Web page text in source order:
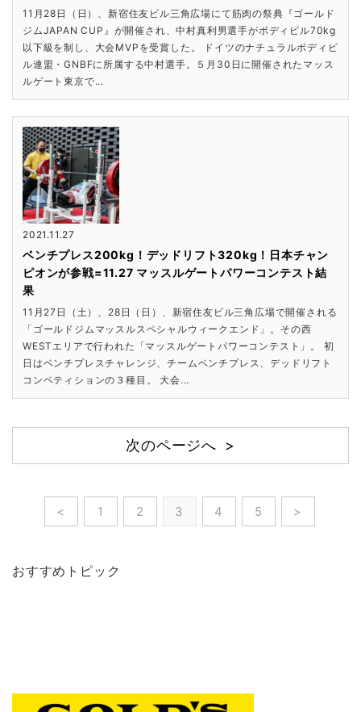
11月28日（日）、新宿住友ビル三角広場にて筋肉の祭典『ゴールド
ジムJAPAN CUP』が開催され、中村真利男選手がボディビル70kg
以下級を制し、大会MVPを受賞した。 ドイツのナチュラルボディビ
ル連盟・GNBFに所属する中村選手。５月30日に開催されたマッス
ルゲート東京で...
2021.11.27
ベンチプレス200kg！デッドリフト320kg！日本チャン
ピオンが参戦=11.27 マッスルゲートパワーコンテスト結
果
11月27日（土）、28日（日）、新宿住友ビル三角広場で開催される
「ゴールドジムマッスルスペシャルウィークエンド」。その西
WESTエリアで行われた「マッスルゲートパワーコンテスト」。 初
日はベンチプレスチャレンジ、チームベンチプレス、デッドリフト
コンペティションの３種目。 大会...
次のページへ >
< 1 2 3 4 5 >
おすすめトピック